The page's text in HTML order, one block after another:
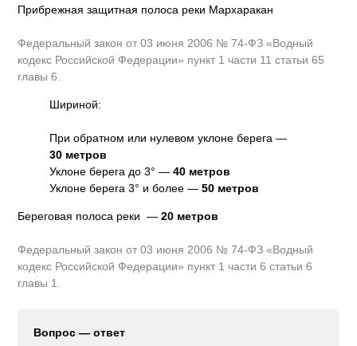
Прибрежная защитная полоса реки Мархаракан
Федеральный закон от 03 июня 2006 № 74-ФЗ «Водный
кодекс Российской Федерации» пункт 1 части 11 статьи 65
главы 6.
Шириной:
При обратном или нулевом уклоне берега —
30 метров
Уклоне берега до 3° —40 метров
Уклоне берега 3° и более —50 метров
Береговая полоса реки —20 метров
Федеральный закон от 03 июня 2006 № 74-ФЗ «Водный
кодекс Российской Федерации» пункт 1 части 6 статьи 6
главы 1.
Вопрос — ответ